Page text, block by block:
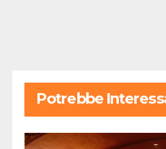
Potrebbe